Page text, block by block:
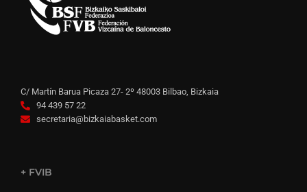
C/ Martín Barua Picaza 27- 2º 48003 Bilbao, Bizkaia
94 439 57 22
secretaria@bizkaiabasket.com
+ FVIB